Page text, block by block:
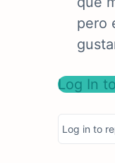
pero
Log In
Log in to